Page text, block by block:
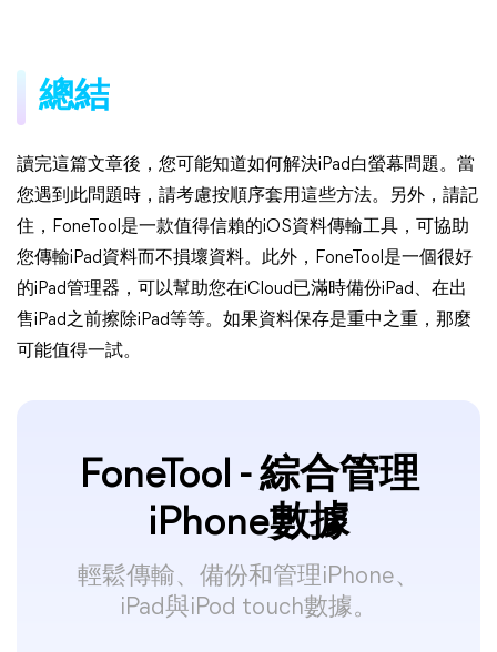
總結
讀完這篇文章後，您可能知道如何解決iPad白螢幕問題。當
您遇到此問題時，請考慮按順序套用這些方法。另外，請記
住，FoneTool是一款值得信賴的iOS資料傳輸工具，可協助
您傳輸iPad資料而不損壞資料。此外，FoneTool是一個很好
的iPad管理器，可以幫助您在iCloud已滿時備份iPad、在出
售iPad之前擦除iPad等等。如果資料保存是重中之重，那麼
可能值得一試。
FoneTool - 綜合管理
iPhone數據
輕鬆傳輸、備份和管理iPhone、
iPad與iPod touch數據。